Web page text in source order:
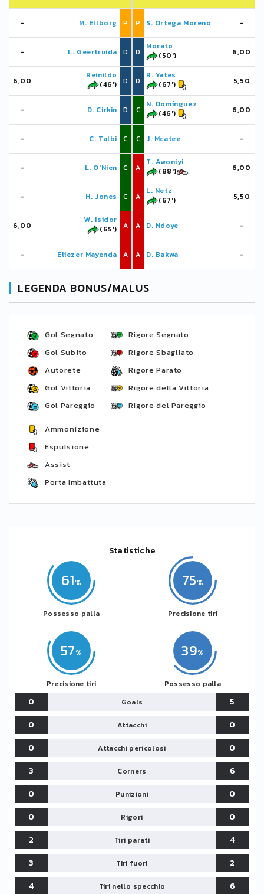
- M. Ellborg P
- L. Geertruida D
6,00
Reinildo
(46')
D
- D. Cirkin D
- C. Talbi C
- L. O'Nien C
- H. Jones C
6,00
W. Isidor
(65')
A
- Eliezer Mayenda A
P S. Ortega Moreno -
D
Morato
(50')
6,00
D
R. Yates
(67')
5,50
C
N. Domínguez
(46')
6,00
C J. Mcatee -
A
T. Awoniyi
(88')
6,00
A
L. Netz
(67')
5,50
A D. Ndoye -
A D. Bakwa -
LEGENDA BONUS/MALUS
Gol Segnato
Gol Subito
Autorete
Gol Vittoria
Gol Pareggio
Rigore Segnato
Rigore Sbagliato
Rigore Parato
Rigore della Vittoria
Rigore del Pareggio
Ammonizione
Espulsione
Assist
Porta Imbattuta
Statistiche
61
Possesso palla
57
Precisione tiri
39
Possesso palla
75
Precisione tiri
0 Goals
5
0
Attacchi
0
0
Attacchi pericolosi
0
3
Corners
6
0
Punizioni
0
0
Rigori
0
2
Tiri parati
4
3
Tiri fuori
2
4
Tiri nello specchio 6